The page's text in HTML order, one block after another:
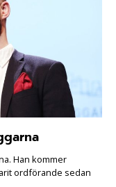
Han kommer
ordförande sedan